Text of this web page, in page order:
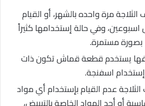
الثلاجة مرة واحده بالشهر، أو القيام
اسبوعين، وفي حالة إستخدامها كثيراً
بصورة مستمرة.
يستخدم قطعة قماش تكون ذات
اسفنجة.
عدم القيام بإستخدام أي مواد